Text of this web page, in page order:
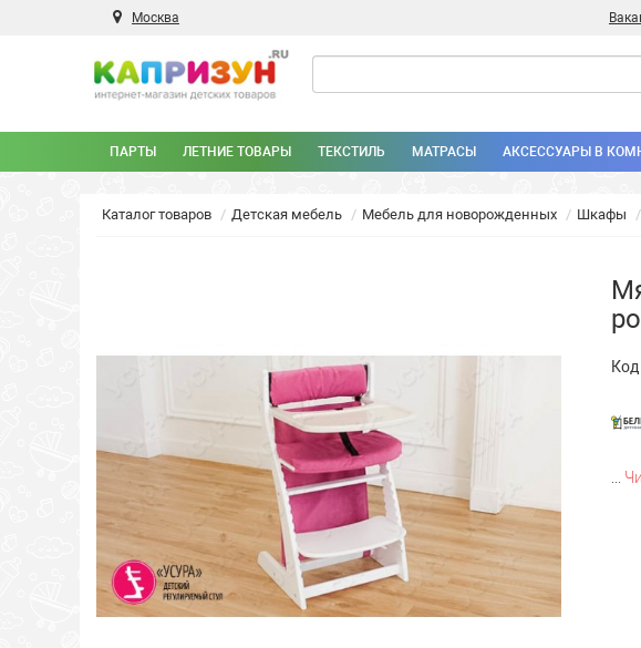
Москва
ПАРТЫ ЛЕТНИЕ ТОВАРЫ ТЕКСТИЛЬ МАТРАСЫ АКСЕССУАРЫ В
Каталог товаров Детская мебель Мебель для новорожденных Шкафы
...